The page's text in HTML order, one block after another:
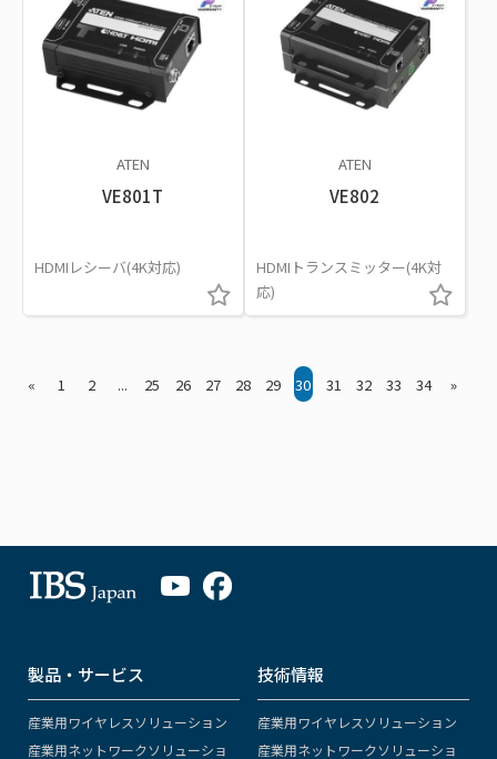
ATEN
VE801T
HDMIレシーバ(4K対応)
ATEN
VE802
HDMIトランスミッター(4K対
応)
« 1 2 ... 25 26 27 28 29 30 31 32 33 34 »
製品・サービス
産業用ワイヤレスソリューション
産業用ネットワークソリューショ
技術情報
産業用ワイヤレスソリューション
産業用ネットワークソリューショ